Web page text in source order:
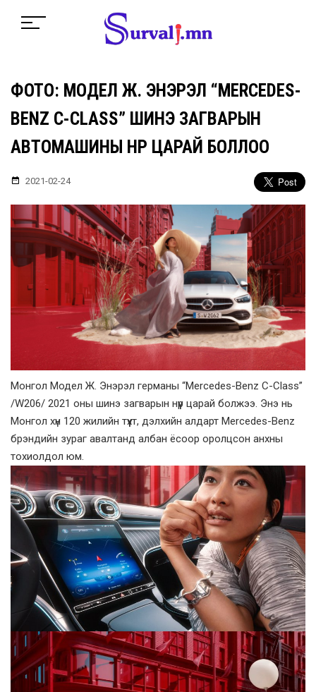
ФОТО: МОДЕЛ Ж. ЭНЭРЭЛ “MERCEDES-
BENZ C-CLASS” ШИНЭ ЗАГВАРЫН
АВТОМАШИНЫ НҮҮР ЦАРАЙ БОЛЛОО
2021-02-24
Монгол Модел Ж. Энэрэл германы “Mercedes-Benz C-Class”
/W206/ 2021 оны шинэ загварын нүүр царай болжээ. Энэ нь
Монгол хүн 120 жилийн түүхт, дэлхийн алдарт Mercedes-Benz
брэндийн зураг авалтанд албан ёсоор оролцсон анхны
тохиолдол юм.